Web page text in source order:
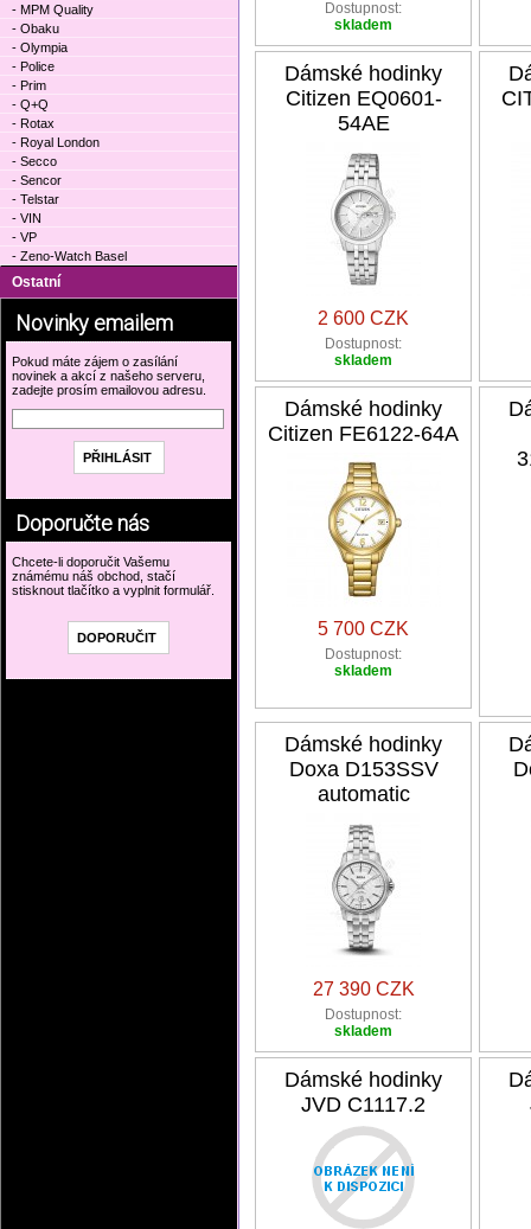
Dostupnost:
skladem
Dámské hodinky
Citizen EQ0601-
54AE
2 600 CZK
Dostupnost:
skladem
Dámské hodinky
Citizen FE6122-64A
5 700 CZK
Dostupnost:
skladem
Dámské hodinky
Doxa D153SSV
automatic
27 390 CZK
Dostupnost:
skladem
Dámské hodinky
JVD C1117.2
- MPM Quality
- Obaku
- Olympia
- Police
- Prim
- Q+Q
- Rotax
- Royal London
- Secco
- Sencor
- Telstar
- VIN
- VP
- Zeno-Watch Basel
Ostatní
Novinky emailem
Pokud máte zájem o zasílání
novinek a akcí z našeho serveru,
zadejte prosím emailovou adresu.
Doporučte nás
Chcete-li doporučit Vašemu
známému náš obchod, stačí
stisknout tlačítko a vyplnit formulář.